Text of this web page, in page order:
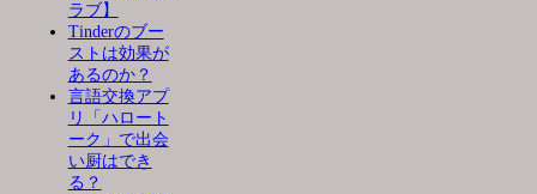
ラブ】
Tinderのブー
ストは効果が
あるのか？
言語交換アプ
リ「ハロート
ーク」で出会
い厨はでき
る？